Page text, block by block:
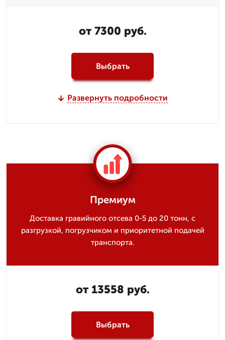
от 7300 руб.
Выбрать
Развернуть подробности
Премиум
Доставка гравийного отсева 0-5 до 20 тонн, с
разгрузкой, погрузчиком и приоритетной подачей
транспорта.
от 13558 руб.
Выбрать